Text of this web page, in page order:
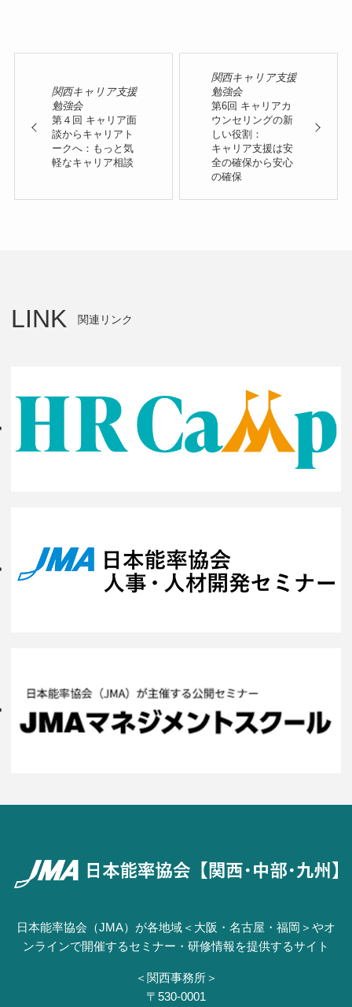
関西キャリア支援
勉強会
第４回 キャリア面
談からキャリアト
ークへ：もっと気
軽なキャリア相談
関西キャリア支援
勉強会
第6回 キャリアカ
ウンセリングの新
しい役割：
キャリア支援は安
全の確保から安心
の確保
LINK 関連リンク
日本能率協会（JMA）が各地域＜大阪・名古屋・福岡＞やオ
ンラインで開催するセミナー・研修情報を提供するサイト
＜関西事務所＞
〒530-0001